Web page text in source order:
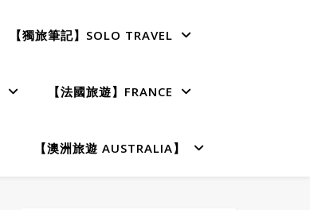
【獨旅筆記】SOLO TRAVEL
【法國旅遊】FRANCE
【澳洲旅遊 AUSTRALIA】